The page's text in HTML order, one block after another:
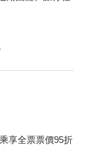
享全票票價95折